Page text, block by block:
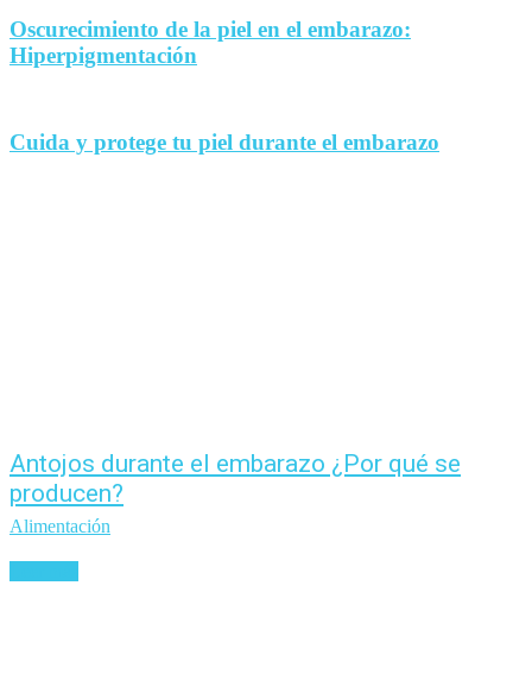
Oscurecimiento de la piel en el embarazo:
Hiperpigmentación
Cuida y protege tu piel durante el embarazo
Antojos durante el embarazo ¿Por qué se
producen?
Alimentación